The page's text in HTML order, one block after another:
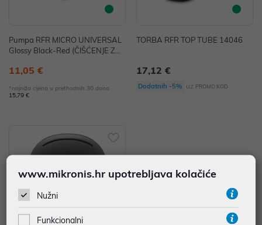
Pumpa RFR MICRO UNIVERSAL
Glossy Black-Red (ČIŠĆENJE ZAL
11,05 €
*najniža cijena u prethodnih 30 dana
15,79 €
TORBA RFR TOP TUBE 14046
17,12 €
Dodatnih -5% uz PROMO KOD
www.mikronis.hr upotrebljava kolačiće
Nužni
Funkcionalni